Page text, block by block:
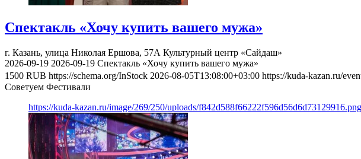
Спектакль «Хочу купить вашего мужа»
г. Казань, улица Николая Ершова, 57А Культурный центр «Сайдаш»
2026-09-19 2026-09-19 Спектакль «Хочу купить вашего мужа»
1500 RUB https://schema.org/InStock 2026-08-05T13:08:00+03:00 https://kuda-kazan.ru/
Советуем Фестивали
https://kuda-kazan.ru/image/269/250/uploads/f842d588f66222f596d56d6d73129916.png